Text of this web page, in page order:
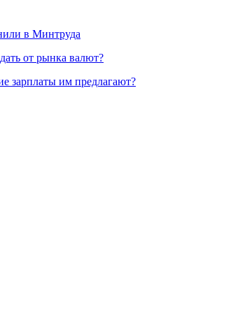
в Минтруда
от рынка валют?
зарплаты им предлагают?